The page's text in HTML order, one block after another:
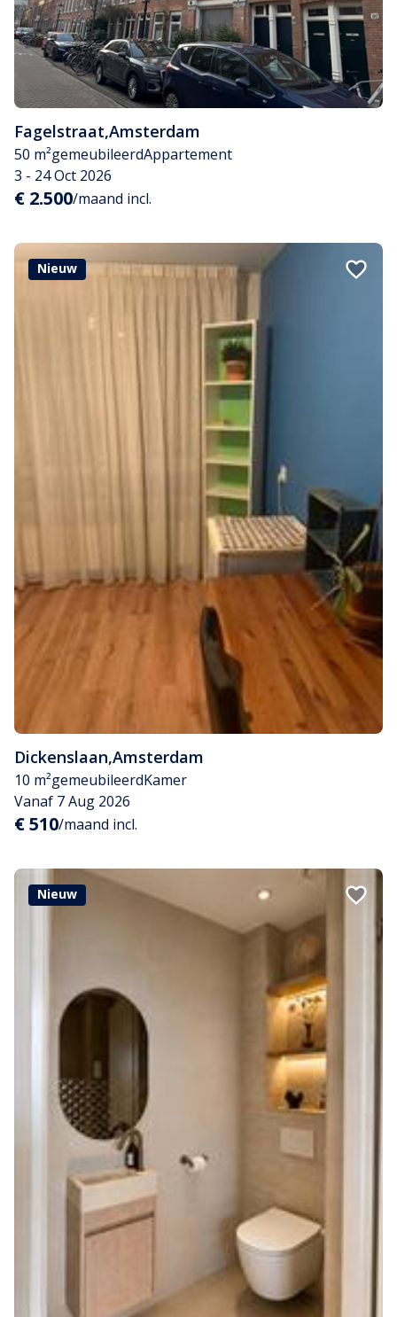
Fagelstraat,Amsterdam
50 m²gemeubileerdAppartement
3 - 24 Oct 2026
€ 2.500/maand incl.
Nieuw
Dickenslaan,Amsterdam
10 m²gemeubileerdKamer
Vanaf 7 Aug 2026
€ 510/maand incl.
Nieuw